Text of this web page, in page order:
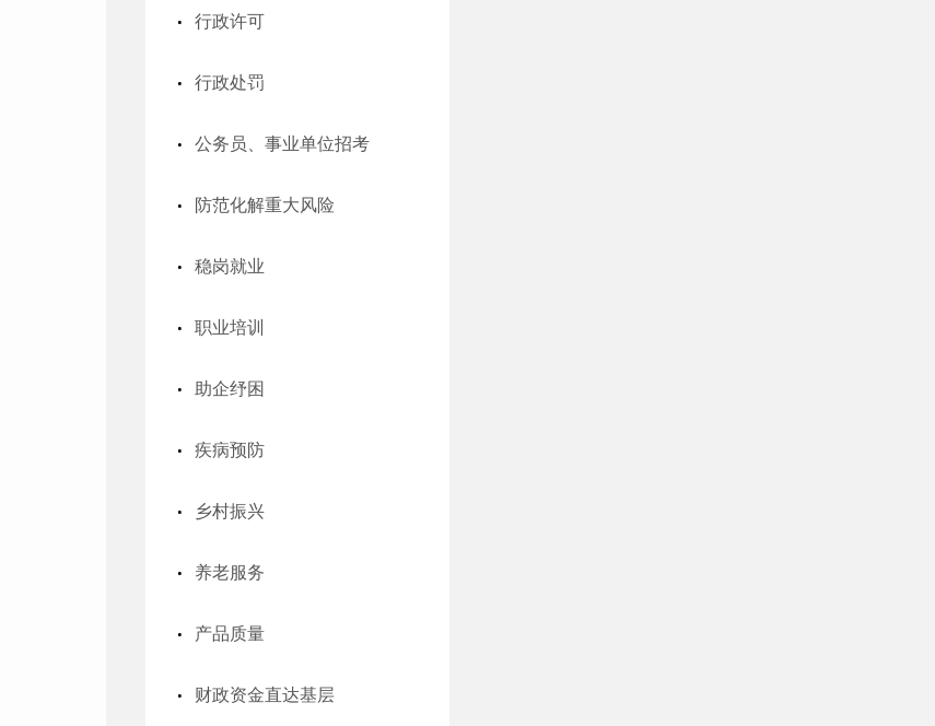
行政许可
行政处罚
公务员、事业单位招考
防范化解重大风险
稳岗就业
职业培训
助企纾困
疾病预防
乡村振兴
养老服务
产品质量
财政资金直达基层